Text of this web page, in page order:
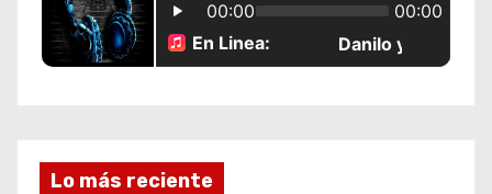
Lo más reciente